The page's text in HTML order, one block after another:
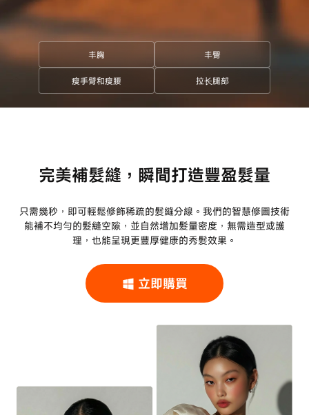
丰胸 丰臀
瘦手臂和瘦腰 拉长腿部
完美補髮縫，瞬間打造豐盈髮量
只需幾秒，即可輕鬆修飾稀疏的髮縫分線。我們的智慧修圖技術
能補不均勻的髮縫空隙，並自然增加髮量密度，無需造型或護
理，也能呈現更豐厚健康的秀髮效果。
立即購買